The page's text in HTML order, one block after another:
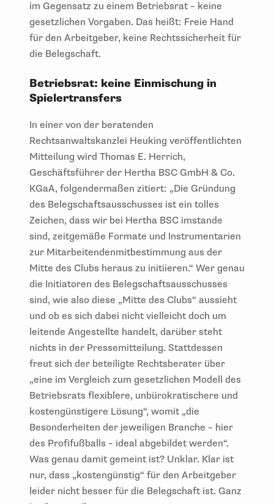
im Gegensatz zu einem Betriebsrat – keine
gesetzlichen Vorgaben. Das heißt: Freie Hand
für den Arbeitgeber, keine Rechtssicherheit für
die Belegschaft.
Betriebsrat: keine Einmischung in
Spielertransfers
In einer von der beratenden
Rechtsanwaltskanzlei Heuking veröffentlichten
Mitteilung wird Thomas E. Herrich,
Geschäftsführer der Hertha BSC GmbH & Co.
KGaA, folgendermaßen zitiert: „Die Gründung
des Belegschaftsausschusses ist ein tolles
Zeichen, dass wir bei Hertha BSC imstande
sind, zeitgemäße Formate und Instrumentarien
zur Mitarbeitendenmitbestimmung aus der
Mitte des Clubs heraus zu initiieren.“ Wer genau
die Initiatoren des Belegschaftsausschusses
sind, wie also diese „Mitte des Clubs“ aussieht
und ob es sich dabei nicht vielleicht doch um
leitende Angestellte handelt, darüber steht
nichts in der Pressemitteilung. Stattdessen
freut sich der beteiligte Rechtsberater über
„eine im Vergleich zum gesetzlichen Modell des
Betriebsrats flexiblere, unbürokratischere und
kostengünstigere Lösung“, womit „die
Besonderheiten der jeweiligen Branche – hier
des Profifußballs – ideal abgebildet werden“.
Was genau damit gemeint ist? Unklar. Klar ist
nur, dass „kostengünstig“ für den Arbeitgeber
leider nicht besser für die Belegschaft ist. Ganz